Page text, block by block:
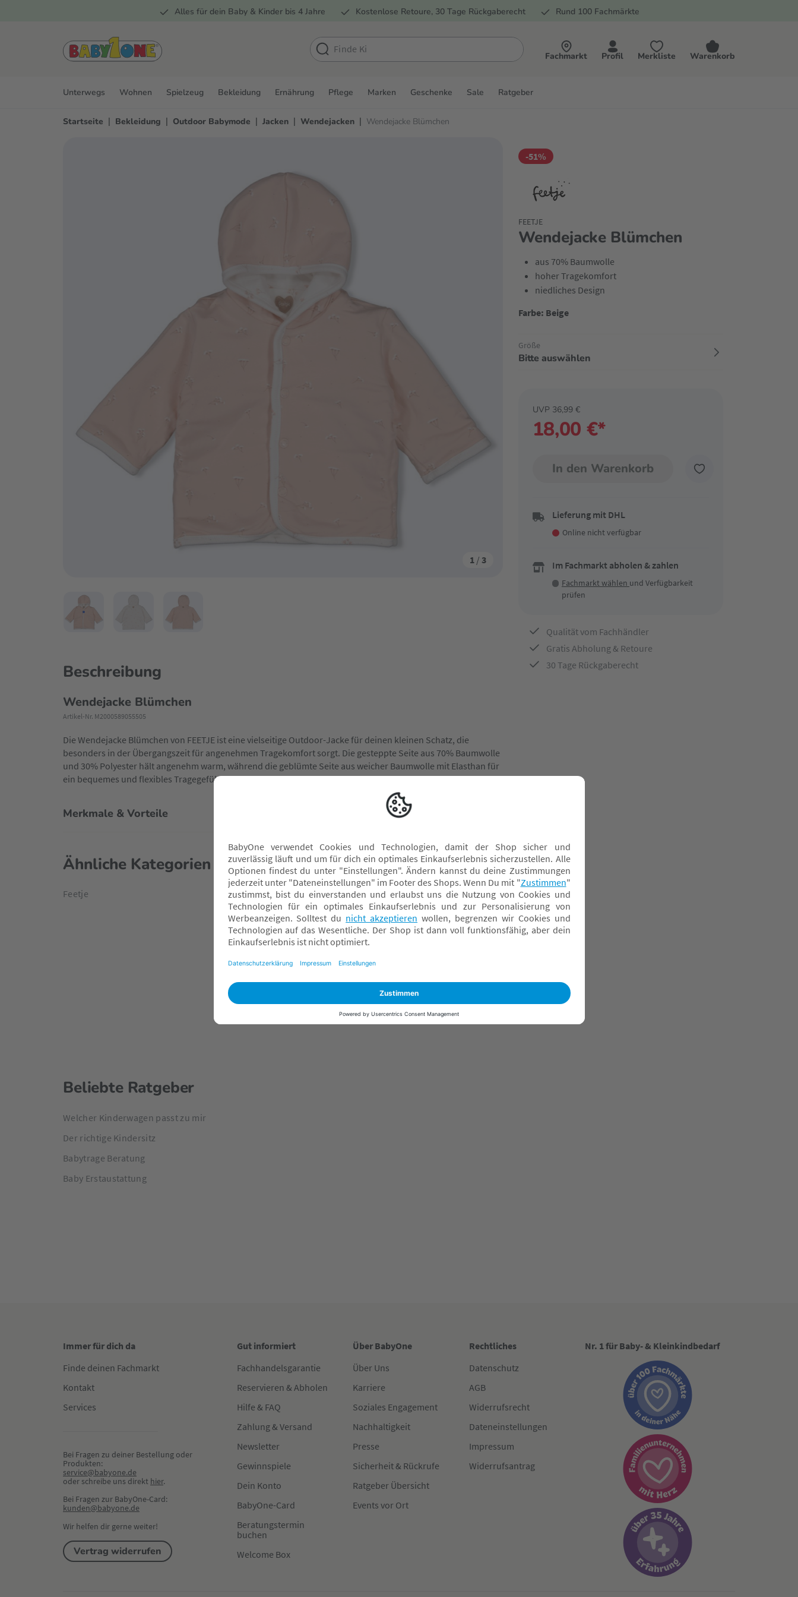
Alles für dein Baby & Kinder bis 4 Jahre Kostenlose Retoure, 30 Tage Rückgaberecht Rund 100 Fachmärkte
Fachmarkt Profil Merkliste Warenkorb
Unterwegs Wohnen Spielzeug Bekleidung Ernährung Pflege Marken Geschenke Sale Ratgeber
Startseite | Bekleidung | Outdoor Babymode | Jacken | Wendejacken | Wendejacke Blümchen
1 /3
-51%
Wendejacke Blümchen
FEETJE
aus 70% Baumwolle
hoher Tragekomfort
niedliches Design
Farbe: Beige
Größe
Bitte auswählen
18,00 €*
UVP 36,99 €
In den Warenkorb
Lieferung mit DHL
Online nicht verfügbar
Im Fachmarkt abholen & zahlen
Fachmarkt wählen und Verfügbarkeit
prüfen
Qualität vom Fachhändler
Gratis Abholung & Retoure
30 Tage Rückgaberecht
Beschreibung
Wendejacke Blümchen
Artikel-Nr. M2000589055505
Die Wendejacke Blümchen von FEETJE ist eine vielseitige Outdoor-Jacke für deinen kleinen Schatz, die
besonders in der Übergangszeit für angenehmen Tragekomfort sorgt. Die gesteppte Seite aus 70% Baumwolle
und 30% Polyester hält angenehm warm, während die geblümte Seite aus weicher Baumwolle mit Elasthan für
ein bequemes und flexibles Tragegefühl sorgt.
Merkmale & Vorteile
Ähnliche Kategorien
Feetje
Beliebte Ratgeber
Welcher Kinderwagen passt zu mir
Der richtige Kindersitz
Babytrage Beratung
Baby Erstaustattung
Immer für dich da
Finde deinen Fachmarkt
Kontakt
Services
Bei Fragen zu deiner Bestellung oder
Produkten:
service@babyone.de
oder schreibe uns direkt hier.
Bei Fragen zur BabyOne-Card:
kunden@babyone.de
Wir helfen dir gerne weiter!
Vertrag widerrufen
Gut informiert
Fachhandelsgarantie
Reservieren & Abholen
Hilfe & FAQ
Zahlung & Versand
Newsletter
Gewinnspiele
Dein Konto
BabyOne-Card
Beratungstermin
buchen
Welcome Box
Über BabyOne
Über Uns
Karriere
Soziales Engagement
Nachhaltigkeit
Presse
Sicherheit & Rückrufe
Ratgeber Übersicht
Events vor Ort
Rechtliches
Datenschutz
AGB
Widerrufsrecht
Dateneinstellungen
Impressum
Widerrufsantrag
Nr. 1 für Baby- & Kleinkindbedarf